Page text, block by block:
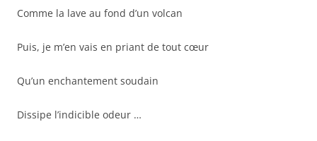
Comme la lave au fond d’un volcan
Puis, je m’en vais en priant de tout cœur
Qu’un enchantement soudain
Dissipe l’indicible odeur …